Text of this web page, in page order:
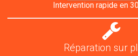
Intervention rapide en
Réparation sur